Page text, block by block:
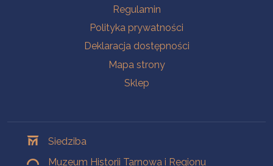
Regulamin
Polityka prywatności
Deklaracja dostępności
Mapa strony
Sklep
Siedziba
Muzeum Historii Tarnowa i Regionu